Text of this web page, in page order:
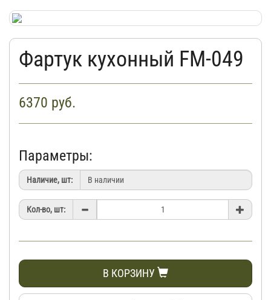
ДОСТАВКА
КАБИНЕТ
Фартук кухонный FM-049
6370 руб.
Параметры:
Наличие, шт:
Кол-во, шт:
В КОРЗИНУ